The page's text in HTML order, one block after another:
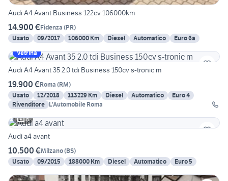
Audi A4 Avant Business 122cv 106000km
14.900 €Fidenza (PR)
Usato
09/2017 106000 Km Diesel Automatico
Euro 6a
Vetrina
Audi A4 Avant 35 2.0 tdi Business 150cv s-tronic m
19.900 €Roma (RM)
Usato
12/2018 113229 Km Diesel Automatico
Euro 4
Rivenditore L'Automobile Roma
6
Audi a4 avant
10.500 €Milzano(BS)
Usato
09/2015 188000 Km Diesel Automatico Euro 5